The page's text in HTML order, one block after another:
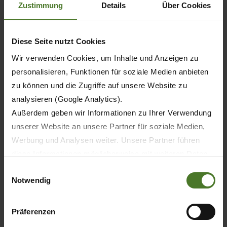
Zustimmung Details Über Cookies
Diese Seite nutzt Cookies
Wir verwenden Cookies, um Inhalte und Anzeigen zu
personalisieren, Funktionen für soziale Medien anbieten
zu können und die Zugriffe auf unsere Website zu
analysieren (Google Analytics).
Außerdem geben wir Informationen zu Ihrer Verwendung
unserer Website an unsere Partner für soziale Medien,
Werbung und Analysen weiter. Unsere Partner führen
sie im Rahmen Ihrer Nutzung der Dienste gesammelt
Wir setzen im Rahmen des Trackings auch Dienstleister
in Drittländern außerhalb der EU mit abweichenden
Notwendig
Präferenzen
Eine Maschine für das ganze
Jahr
Maximale Flexibilität für optimale
Wirtschaftlichkeit: GX – eine Maschine für das
ganze Jahr.
Produktmerkmale
Für jeden Einsatz das passende